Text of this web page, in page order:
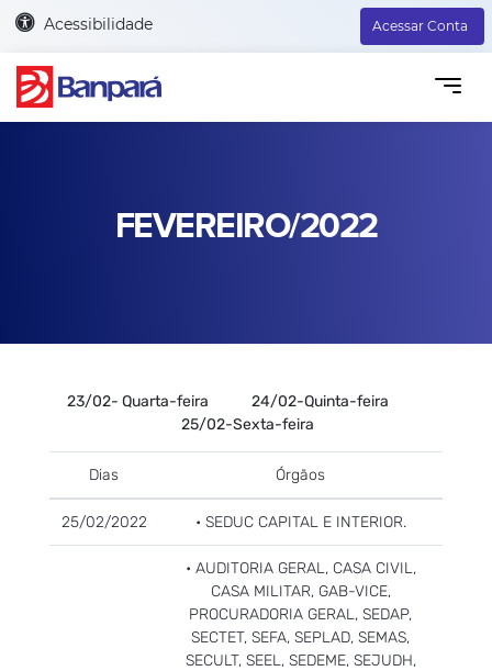
Acessibilidade Acessar Conta
FEVEREIRO/2022
23/02- Quarta-feira 24/02-Quinta-feira
25/02-Sexta-feira
Dias Órgãos
25/02/2022 • SEDUC CAPITAL E INTERIOR.
• AUDITORIA GERAL, CASA CIVIL,
CASA MILITAR, GAB-VICE,
PROCURADORIA GERAL, SEDAP,
SECTET, SEFA, SEPLAD, SEMAS,
SECULT, SEEL, SEDEME, SEJUDH,